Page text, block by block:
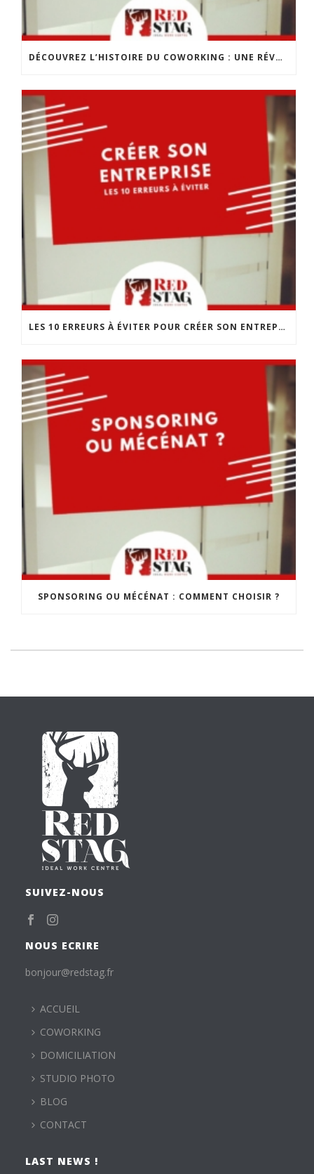
DÉCOUVREZ L’HISTOIRE DU COWORKING : UNE RÉVOLUTION DANS LE MONDE DU TRAVAIL
LES 10 ERREURS À ÉVITER POUR CRÉER SON ENTREPRISE
SPONSORING OU MÉCÉNAT : COMMENT CHOISIR ?
SUIVEZ-NOUS
NOUS ECRIRE
bonjour@redstag.fr
ACCUEIL
COWORKING
DOMICILIATION
STUDIO PHOTO
BLOG
CONTACT
LAST NEWS !